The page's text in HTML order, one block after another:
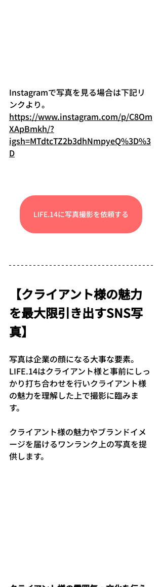
Instagramで写真を見る場合は下記リ
ンクより。
https://www.instagram.com/p/C8Om
XApBmkh/?
igsh=MTdtcTZ2b3dhNmpyeQ%3D%3
D
LIFE.14に写真撮影を依頼する
【クライアント様の魅力
を最大限引き出すSNS写
真】
写真は企業の顔になる大事な要素。
LIFE.14はクライアント様と事前にしっ
かり打ち合わせを行いクライアント様
の魅力を理解した上で撮影に臨みま
す。
クライアント様の魅力やブランドイメ
ージを届けるワンランク上の写真を提
供します。